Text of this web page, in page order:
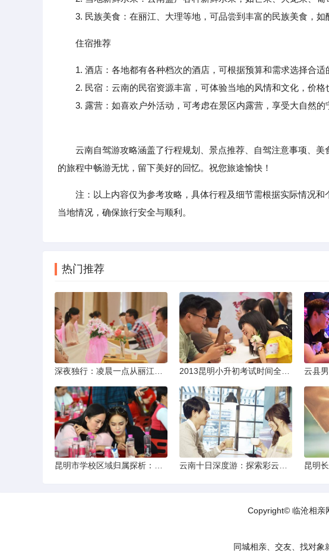
3. 民族美食：在丽江、大理等地，可品尝到丰富的民族美食，如
住宿推荐
1. 酒店：各地都有各种档次的酒店，可根据预算和需求选择合适
2. 民宿：云南的民宿资源丰富，可体验当地的风情和文化，价格
3. 露营：如喜欢户外活动，可考虑在景区内露营，享受大自然的
云南自驾游攻略涵盖了行程规划、景点推荐、自驾注意事项、美
的旅程中畅游无忧，留下美好的回忆。祝您旅途愉快！
注：以上内容仅为参考攻略，具体行程及细节需根据实际情况
当地情况，确保旅行安全与顺利。
热门推荐
Copyright© 临沧相亲
同城相亲、交友、找对象